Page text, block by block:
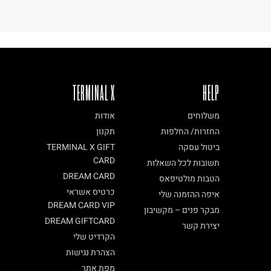
TERMINAL X
אודות
תקנון
TERMINAL X GIFT
CARD
DREAM CARD
כרטיס אשראי
DREAM CARD VIP
DREAM GIFTCARD
הקרדיט שלי
הצהרת נגישות
מפת אתר
HELP
משלוחים
החזרות/ החלפות
ביטול עסקה
תשובות לכל השאלות
הטבות מולטיפאס
איפה ההזמנה שלי
מבקר פנים – מקשיבון
יצירת קשר